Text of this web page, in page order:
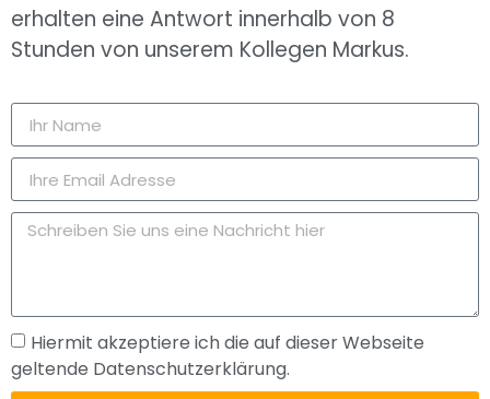
erhalten eine Antwort innerhalb von 8
Stunden von unserem Kollegen Markus.
Hiermit akzeptiere ich die auf dieser Webseite
geltende Datenschutzerklärung.